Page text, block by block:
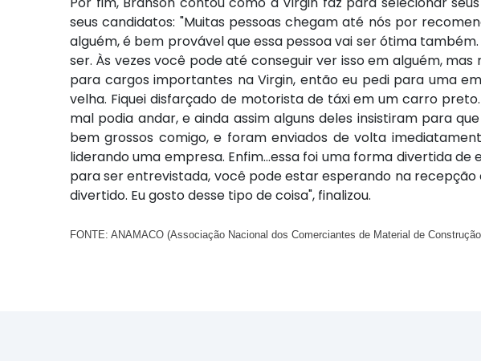
seus candidatos: "Muitas pessoas chegam até nós por
alguém, é bem provável que essa pessoa vai ser ótima
ser. Às vezes você pode até conseguir ver isso em alguém,
para cargos importantes na Virgin, então eu pedi para uma
velha. Fiquei disfarçado de motorista de táxi em um carro
mal podia andar, e ainda assim alguns deles insistiram para
bem grossos comigo, e foram enviados de volta
liderando uma empresa. Enfim…essa foi uma forma divertida
para ser entrevistada, você pode estar esperando na
divertido. Eu gosto desse tipo de coisa", finalizou.
FONTE: ANAMACO (Associação Nacional dos Comerciantes de Material de